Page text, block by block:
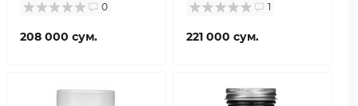
0
208 000 сум.
1
221 000 сум.